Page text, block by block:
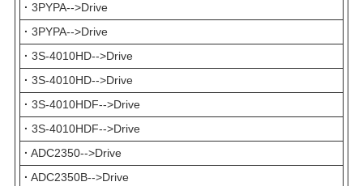
· 3PYPA-->Drive
· 3PYPA-->Drive
· 3S-4010HD-->Drive
· 3S-4010HD-->Drive
· 3S-4010HDF-->Drive
· 3S-4010HDF-->Drive
· ADC2350-->Drive
· ADC2350B-->Drive